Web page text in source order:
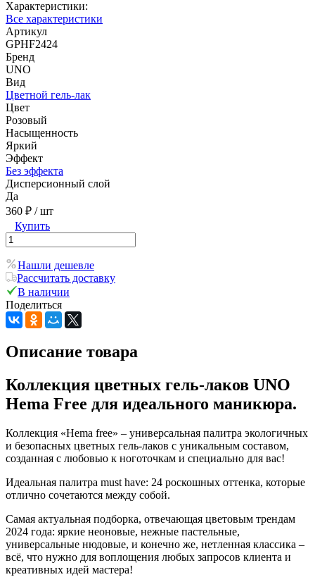
Характеристики:
Все характеристики
Артикул
GPHF2424
Бренд
UNO
Вид
Цветной гель-лак
Цвет
Розовый
Насыщенность
Яркий
Эффект
Без эффекта
Дисперсионный слой
Да
360 ₽ / шт
Купить
Нашли дешевле
Рассчитать доставку
В наличии
Поделиться
Описание товара
Коллекция цветных гель-лаков UNO
Hema Free для идеального маникюра.
Коллекция «Hema free» – универсальная палитра экологичных
и безопасных цветных гель-лаков с уникальным составом,
созданная с любовью к ноготочкам и специально для вас!
Идеальная палитра must have: 24 роскошных оттенка, которые
отлично сочетаются между собой.
Самая актуальная подборка, отвечающая цветовым трендам
2024 года: яркие неоновые, нежные пастельные,
универсальные нюдовые, и конечно же, нетленная классика –
всё, что нужно для воплощения любых запросов клиента и
креативных идей мастера!